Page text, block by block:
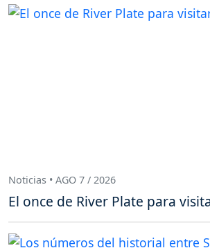
Noticias • AGO 7 / 2026
El once de River Plate para